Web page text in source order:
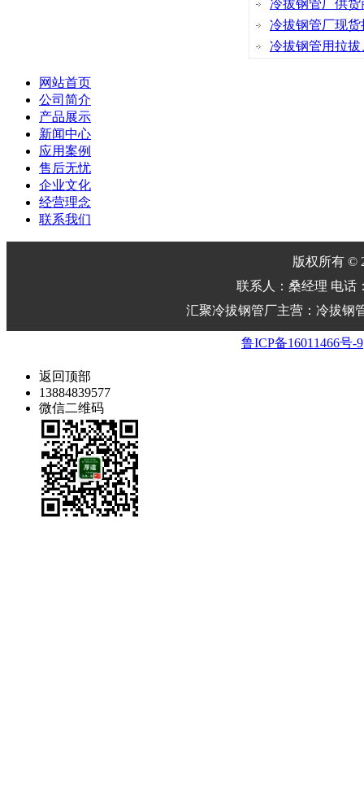
冷拔钢管厂供
冷拔钢管厂现
冷拔钢管用拉
网站首页
公司简介
产品展示
新闻中心
应用案例
售后无忧
企业文化
经营理念
联系我们
版权所有 ©
联系人：桑经理 电话
汇聚冷拔钢管厂主营：冷拔钢
鲁ICP备16011466号-9
返回顶部
13884839577
微信二维码